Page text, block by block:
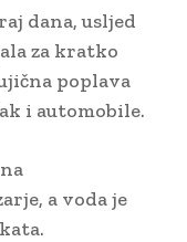
dana, usljed
za kratko
poplava
i automobile.
a voda je